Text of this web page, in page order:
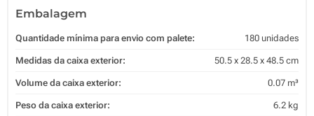
Embalagem
Quantidade mínima para envio com palete: 180 unidades
Medidas da caixa exterior: 50.5 x 28.5 x 48.5 cm
Volume da caixa exterior: 0.07 m³
Peso da caixa exterior: 6.2 kg